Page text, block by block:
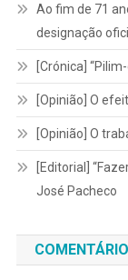
Ao fim de 71
designação
[Crónica]
[Opinião] O
[Opinião] O
[Editorial]
José Pacheco